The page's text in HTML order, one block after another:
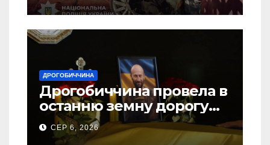
ДРОГОБИЧЧИНА
Дрогобиччина провела в
останню земну дорогу
свого Захисника – Олега
Торського
СЕР 6, 2026